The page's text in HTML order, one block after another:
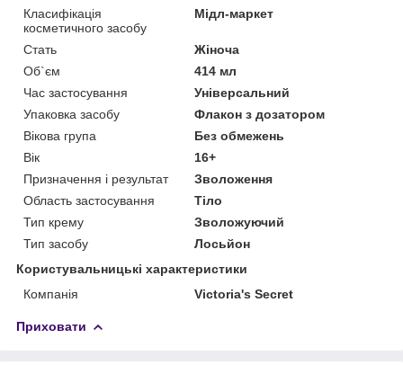
Класифікація
косметичного засобу
Мідл-маркет
Стать
Жіноча
Об`єм
414 мл
Час застосування
Універсальний
Упаковка засобу
Флакон з дозатором
Вікова група
Без обмежень
Вік
16+
Призначення і результат
Зволоження
Область застосування
Тіло
Тип крему
Зволожуючий
Тип засобу
Лосьйон
Користувальницькі характеристики
Компанія
Victoria's Secret
Приховати